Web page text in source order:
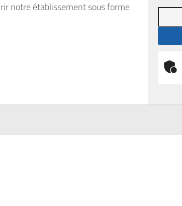
notre établissement sous forme